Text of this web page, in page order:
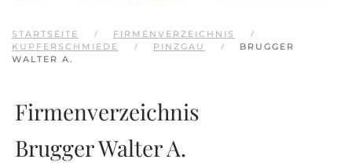
STARTSEITE
FIRMENVERZEICHNIS
KUPFERSCHMIEDE
PINZGAU
BRUGGER
WALTER A.
Firmenverzeichnis
Brugger Walter A.